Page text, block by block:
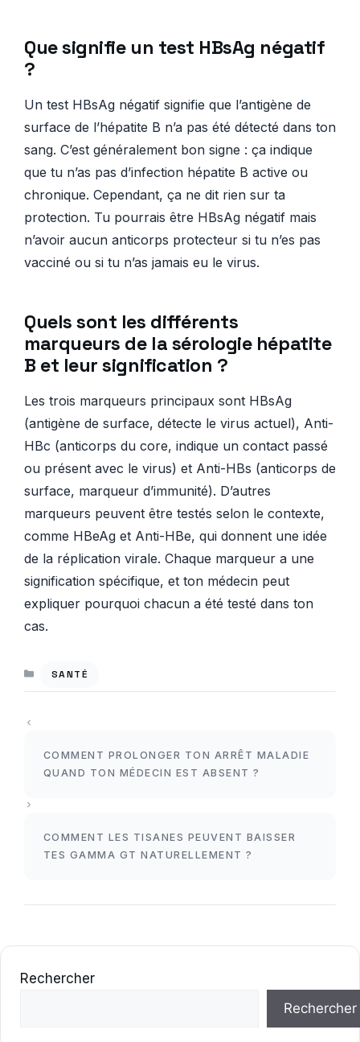
Que signifie un test HBsAg négatif
?
Un test HBsAg négatif signifie que l’antigène de
surface de l’hépatite B n’a pas été détecté dans ton
sang. C’est généralement bon signe : ça indique
que tu n’as pas d’infection hépatite B active ou
chronique. Cependant, ça ne dit rien sur ta
protection. Tu pourrais être HBsAg négatif mais
n’avoir aucun anticorps protecteur si tu n’es pas
vacciné ou si tu n’as jamais eu le virus.
Quels sont les différents
marqueurs de la sérologie hépatite
B et leur signification ?
Les trois marqueurs principaux sont HBsAg
(antigène de surface, détecte le virus actuel), Anti-
HBc (anticorps du core, indique un contact passé
ou présent avec le virus) et Anti-HBs (anticorps de
surface, marqueur d’immunité). D’autres
marqueurs peuvent être testés selon le contexte,
comme HBeAg et Anti-HBe, qui donnent une idée
de la réplication virale. Chaque marqueur a une
signification spécifique, et ton médecin peut
expliquer pourquoi chacun a été testé dans ton
cas.
SANTÉ
COMMENT PROLONGER TON ARRÊT MALADIE
QUAND TON MÉDECIN EST ABSENT ?
COMMENT LES TISANES PEUVENT BAISSER
TES GAMMA GT NATURELLEMENT ?
Rechercher
Rechercher